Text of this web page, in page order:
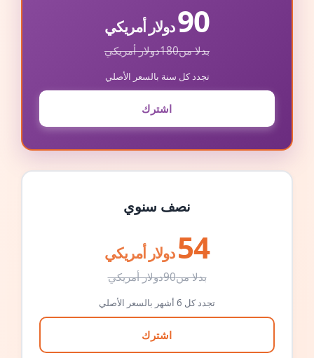
90دولار أمريكي
بدلا من180دولار أمريكي
تجدد كل سنة بالسعر الأصلي
اشترك
نصف سنوي
54 دولار أمريكي
بدلا من90دولار أمريكي
تجدد كل 6 أشهر بالسعر الأصلي
اشترك